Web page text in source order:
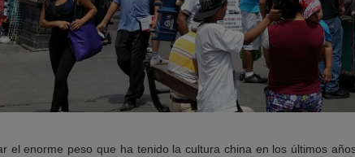
el enorme peso que ha tenido la cultura china en los últimos